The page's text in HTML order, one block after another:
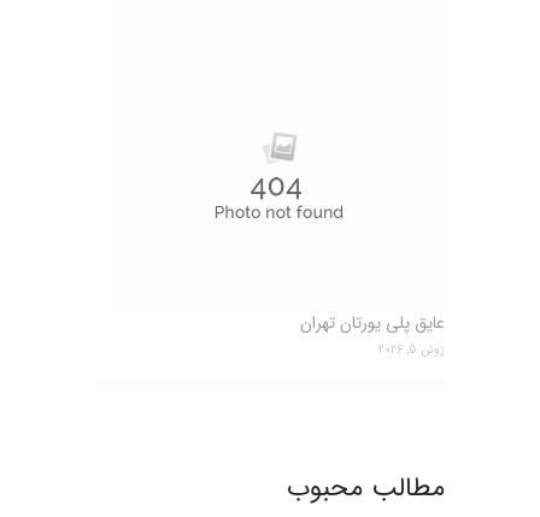
عایق پلی یورتان تهران
ژوئن 5, 2026
مطالب محبوب